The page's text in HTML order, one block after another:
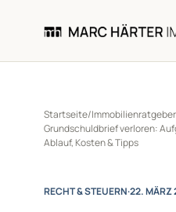
Startseite/Immobilienratgeber
Grundschuldbrief verloren:
Ablauf, Kosten & Tipps
RECHT & STEUERN·22. MÄRZ